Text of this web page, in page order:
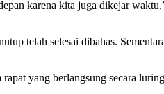
karena kita juga dikejar
telah selesai dibahas.
yang berlangsung secara